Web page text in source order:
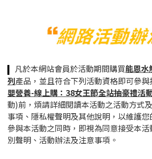
凡於本網站會員於活動期間購買能恩水
列產品，並且符合下列活動資格即可參
嬰營養-線上購：38女王節全站抽豪禮活
動)前，煩請詳細閱讀本活動之活動方式
事項、隱私權聲明及其他說明，以維護
參與本活動之同時，即視為同意接受本
別聲明、活動辦法及注意事項。